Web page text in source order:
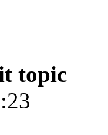
topic